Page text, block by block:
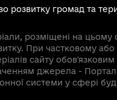
розвитку громад та
розміщені на цьому
При частковому
сайту обовʼязковим
джерела -
системи у сфері